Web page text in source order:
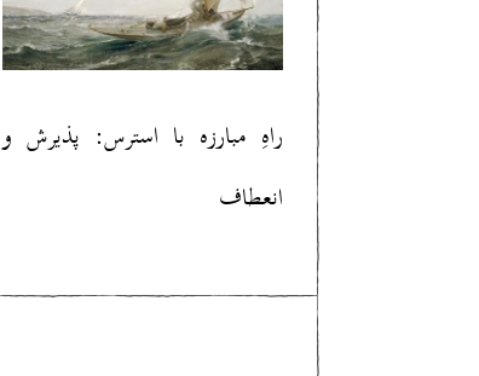
راهِ مبارزه با استرس: پذیرش و
انعطاف